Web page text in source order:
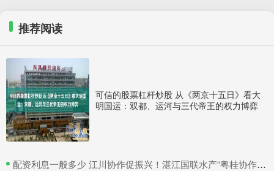
推荐阅读
可信的股票杠杆炒股 从《两京十五日》看大
明国运：双都、运河与三代帝王的权力博弈
​配资利息一般多少 江川协作促振兴！湛江国联水产“粤桂协作帮扶车间”在吴川揭牌